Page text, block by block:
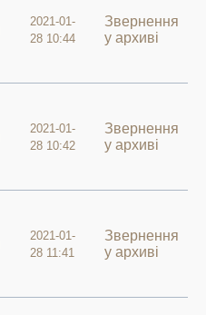
2021-01-
28 10:44
Звернення
у архиві
2021-01-
28 10:42
Звернення
у архиві
2021-01-
28 11:41
Звернення
у архиві